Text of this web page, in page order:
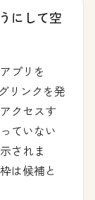
にして空
プリを
リンクを発
クセスす
ていない
されま
は候補と